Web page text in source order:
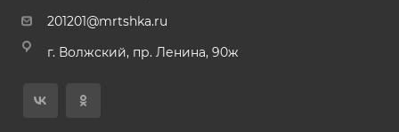
201201@mrtshka.ru
г. Волжский, пр. Ленина, 90ж